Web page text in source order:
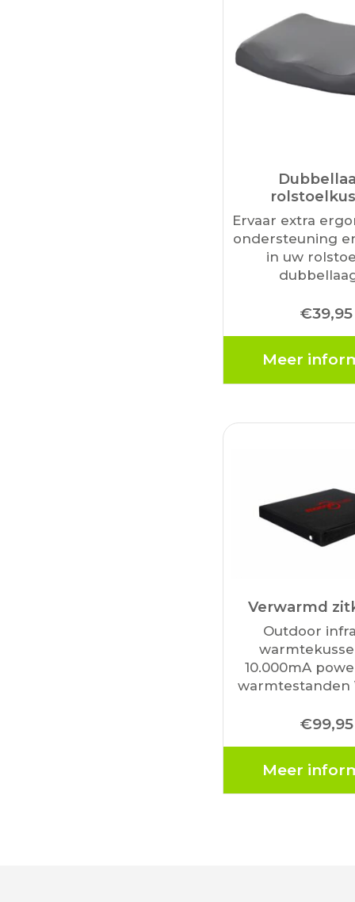
Ervaar extra
ondersteuning
in uw
MultiMotion
autostoel of
huis. Door
€39,95
Meer
Verwarmd
Outdoor
10.000mA
warmtestanden
€99,95
Meer